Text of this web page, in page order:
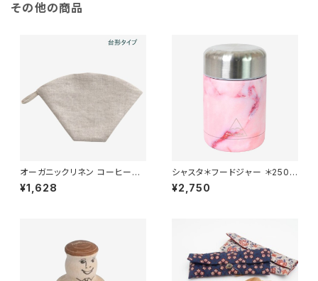
その他の商品
オーガニックリネン コーヒーフ
ィルター 2タイプ（台形・円錐
型）
¥1,628
シャスタ＊フードジャー ＊250m
l＊全6色＊
¥2,750